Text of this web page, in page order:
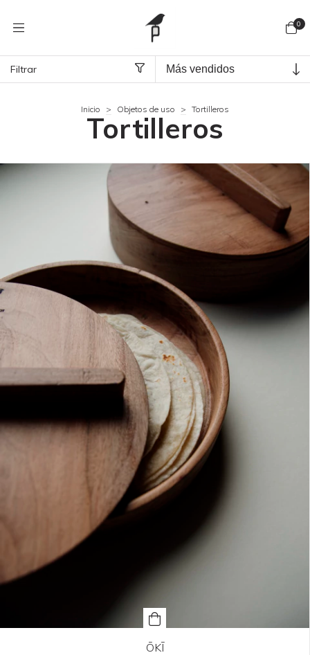
0
Filtrar
Inicio > Objetos de uso > Tortilleros
Tortilleros
ŌKĪ